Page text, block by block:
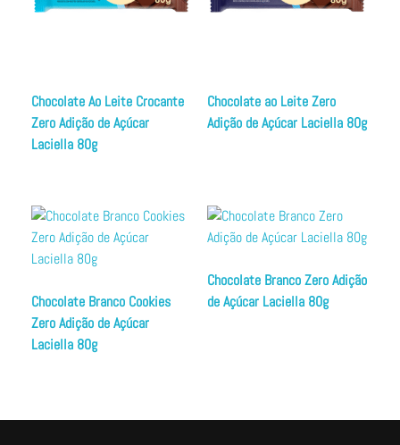
Chocolate Ao Leite Crocante
Zero Adição de Açúcar
Laciella 80g
Chocolate ao Leite Zero
Adição de Açúcar Laciella 80g
Chocolate Branco Cookies
Zero Adição de Açúcar
Laciella 80g
Chocolate Branco Zero Adição
de Açúcar Laciella 80g